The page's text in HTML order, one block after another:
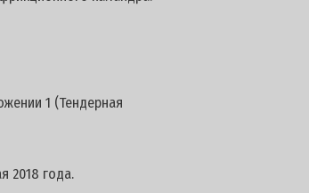
1 (Тендерная
2018 года.